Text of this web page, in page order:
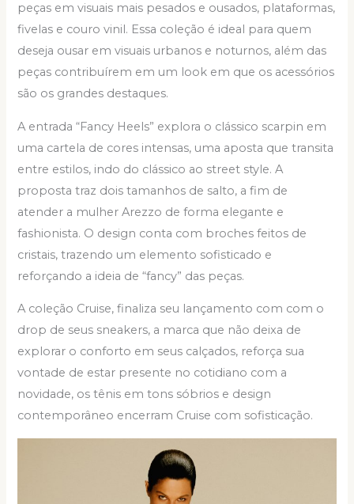
peças em visuais mais pesados e ousados, plataformas,
fivelas e couro vinil. Essa coleção é ideal para quem
deseja ousar em visuais urbanos e noturnos, além das
peças contribuírem em um look em que os acessórios
são os grandes destaques.
A entrada “Fancy Heels” explora o clássico scarpin em
uma cartela de cores intensas, uma aposta que transita
entre estilos, indo do clássico ao street style. A
proposta traz dois tamanhos de salto, a fim de
atender a mulher Arezzo de forma elegante e
fashionista. O design conta com broches feitos de
cristais, trazendo um elemento sofisticado e
reforçando a ideia de “fancy” das peças.
A coleção Cruise, finaliza seu lançamento com com o
drop de seus sneakers, a marca que não deixa de
explorar o conforto em seus calçados, reforça sua
vontade de estar presente no cotidiano com a
novidade, os tênis em tons sóbrios e design
contemporâneo encerram Cruise com sofisticação.